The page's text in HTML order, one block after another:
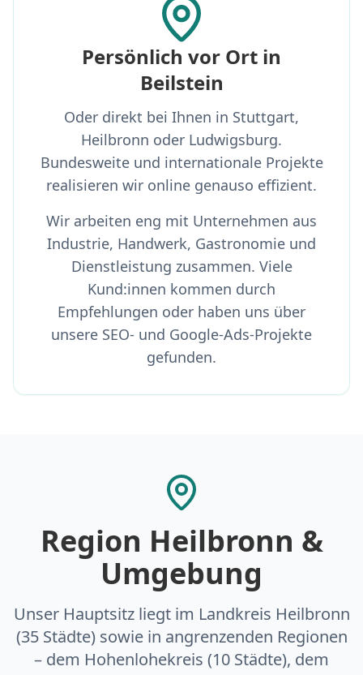
Persönlich vor Ort in
Beilstein
Oder direkt bei Ihnen in Stuttgart,
Heilbronn oder Ludwigsburg.
Bundesweite und internationale Projekte
realisieren wir online genauso effizient.
Wir arbeiten eng mit Unternehmen aus
Industrie, Handwerk, Gastronomie und
Dienstleistung zusammen. Viele
Kund:innen kommen durch
Empfehlungen oder haben uns über
unsere SEO- und Google-Ads-Projekte
gefunden.
Region Heilbronn &
Umgebung
Unser Hauptsitz liegt im Landkreis Heilbronn
(35 Städte) sowie in angrenzenden Regionen
– dem Hohenlohekreis (10 Städte), dem